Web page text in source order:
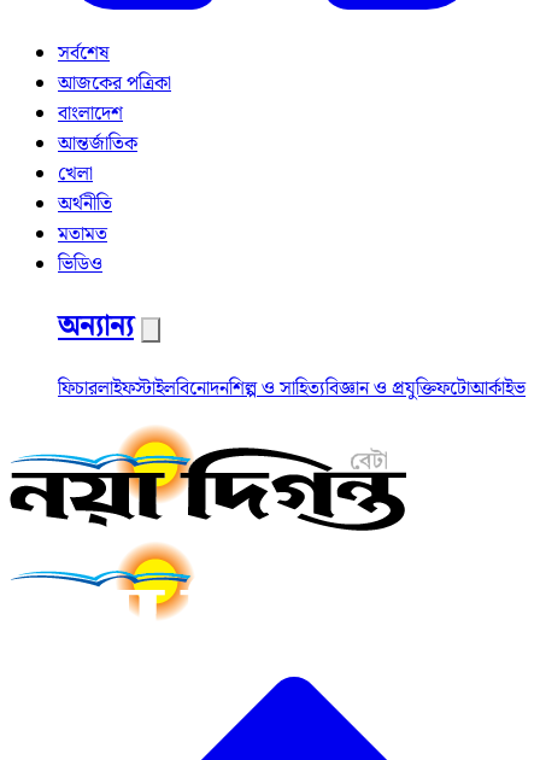
সর্বশেষ
আজকের পত্রিকা
বাংলাদেশ
আন্তর্জাতিক
খেলা
অর্থনীতি
মতামত
ভিডিও
অন্যান্য
ফিচারলাইফস্টাইলবিনোদনশিল্প ও সাহিত্যবিজ্ঞান ও প্রযুক্তিফটোআর্কাইভ